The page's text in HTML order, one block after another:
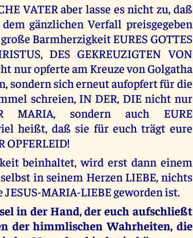
VATER aber lasse es nicht zu, daß
gänzlichen Verfall preisgegeben
Barmherzigkeit EURES GOTTES
DES GEKREUZIGTEN VON
nur opferte am Kreuze von Golgatha
sondern sich erneut aufopfert für die
schreien, IN DER, DIE nicht nur
MARIA, sondern auch EURE
heißt, daß sie für euch trägt eure
OPFERLEID!
beinhaltet, wird erst dann einem
in seinem Herzen LIEBE, nichts
MARIA-LIEBE geworden ist.
in der Hand, der euch aufschließt
der himmlischen Wahrheiten, die